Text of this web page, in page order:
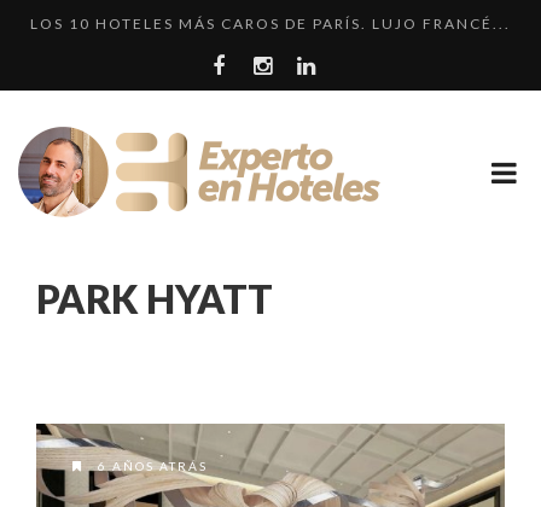
LOS 10 HOTELES MÁS CAROS DE PARÍS. LUJO FRANCÉ...
CRÍTICA • RENAISSANCE SÃO PAULO: DOS HOTELES E...
LLEGA EL HOTEL W PLAYA DEL CARMEN. ¿CUÁNDO SER...
EXPERIENCIA • INKATERRA LA CASONA: HISTORIA, L...
PARK HYATT
6 AÑOS ATRÁS